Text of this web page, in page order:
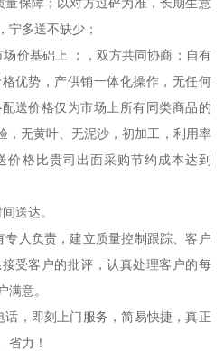
宁多送不缺少；
价基础上 ；，双方共同协商；自有
优势，产供销一体化操作，无任何
送价格仅为市场上所有同类商品的
，无黄叶、无泥沙，初加工，利用率
价格比贵司出面采购节约成本达到
送达。
人负责，建立质量控制跟踪、客户
受客户的批评，认真处理客户的每
满意。
，即刻上门服务，简易快捷，真正
省力！